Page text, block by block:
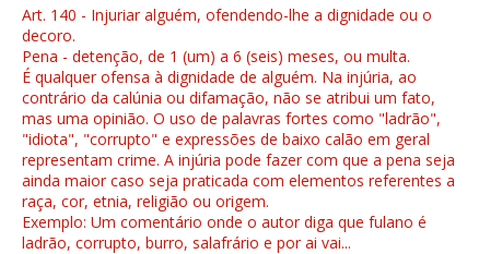
Art. 140 - Injuriar alguém, ofendendo-lhe a dignidade ou o
decoro.
Pena - detenção, de 1 (um) a 6 (seis) meses, ou multa.
É qualquer ofensa à dignidade de alguém. Na injúria, ao
contrário da calúnia ou difamação, não se atribui um fato,
mas uma opinião. O uso de palavras fortes como "ladrão",
"idiota", "corrupto" e expressões de baixo calão em geral
representam crime. A injúria pode fazer com que a pena seja
ainda maior caso seja praticada com elementos referentes a
raça, cor, etnia, religião ou origem.
Exemplo: Um comentário onde o autor diga que fulano é
ladrão, corrupto, burro, salafrário e por ai vai...